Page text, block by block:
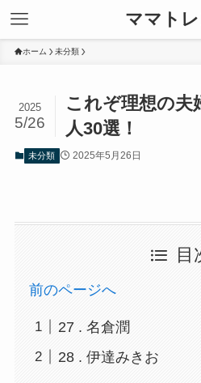
ママト
ホーム 未分類
これぞ理想の夫
人30選！
2025
5/26
未分類 2025年5月26日
目
前のページへ
27 . 名倉潤
28 . 伊達みきお